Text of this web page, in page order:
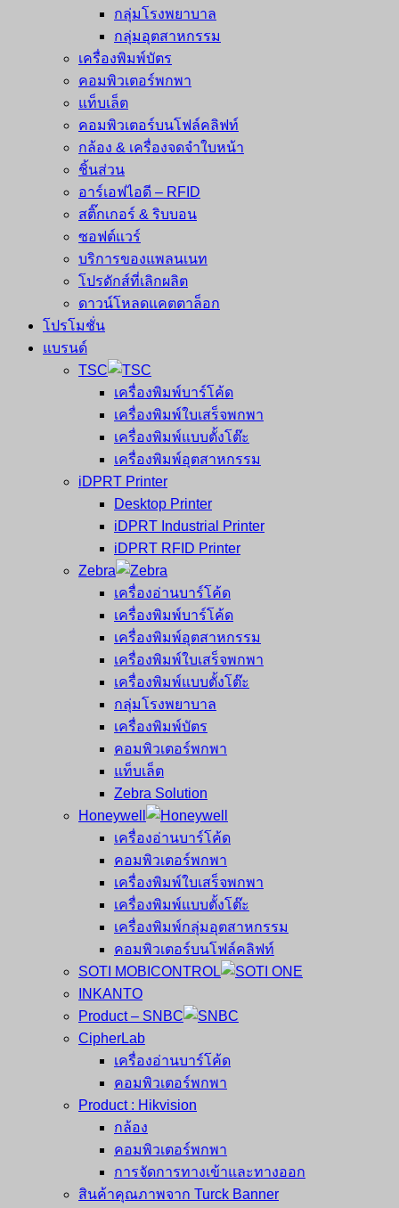
กลุ่มโรงพยาบาล
กลุ่มอุตสาหกรรม
เครื่องพิมพ์บัตร
คอมพิวเตอร์พกพา
แท็บเล็ต
คอมพิวเตอร์บนโฟล์คลิฟท์
กล้อง & เครื่องจดจำใบหน้า
ชิ้นส่วน
อาร์เอฟไอดี – RFID
สติ๊กเกอร์ & ริบบอน
ซอฟต์แวร์
บริการของแพลนเนท
โปรดักส์ที่เลิกผลิต
ดาวน์โหลดแคตตาล็อก
โปรโมชั่น
แบรนด์
TSC
เครื่องพิมพ์บาร์โค้ด
เครื่องพิมพ์ใบเสร็จพกพา
เครื่องพิมพ์แบบตั้งโต๊ะ
เครื่องพิมพ์อุตสาหกรรม
iDPRT Printer
Desktop Printer
iDPRT Industrial Printer
iDPRT RFID Printer
Zebra
เครื่องอ่านบาร์โค้ด
เครื่องพิมพ์บาร์โค้ด
เครื่องพิมพ์อุตสาหกรรม
เครื่องพิมพ์ใบเสร็จพกพา
เครื่องพิมพ์แบบตั้งโต๊ะ
กลุ่มโรงพยาบาล
เครื่องพิมพ์บัตร
คอมพิวเตอร์พกพา
แท็บเล็ต
Zebra Solution
Honeywell
เครื่องอ่านบาร์โค้ด
คอมพิวเตอร์พกพา
เครื่องพิมพ์ใบเสร็จพกพา
เครื่องพิมพ์แบบตั้งโต๊ะ
เครื่องพิมพ์กลุ่มอุตสาหกรรม
คอมพิวเตอร์บนโฟล์คลิฟท์
SOTI MOBICONTROL
INKANTO
Product – SNBC
CipherLab
เครื่องอ่านบาร์โค้ด
คอมพิวเตอร์พกพา
Product : Hikvision
กล้อง
คอมพิวเตอร์พกพา
การจัดการทางเข้าและทางออก
สินค้าคุณภาพจาก Turck Banner